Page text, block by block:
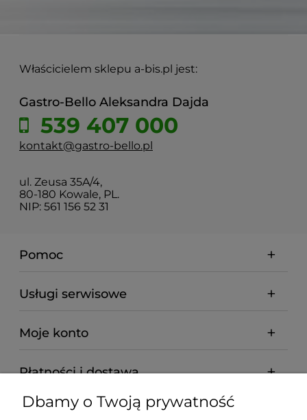
Właścicielem sklepu a-bis.pl jest:
Gastro-Bello Aleksandra Dajda
539 407 000
kontakt@gastro-bello.pl
ul. Zeusa 35A/4,
80-180 Kowale, PL.
NIP: 561 156 52 31
Pomoc
Usługi serwisowe
Moje konto
Płatności i dostawa
Informacje
Dbamy o Twoją prywatność